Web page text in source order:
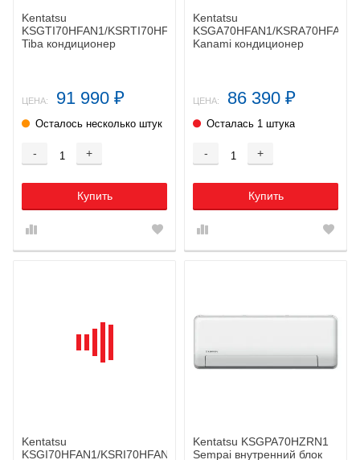
Kentatsu
KSGTI70HFAN1/KSRTI70HFAN1
Tiba кондиционер
ЦЕНА: 91 990 ₽
Осталось несколько штук
- +
Купить
Kentatsu
KSGA70HFAN1/
Kanami кондиционер
ЦЕНА: 86 390 ₽
Осталась 1 штука
- +
Купить
Kentatsu
KSGI70HFAN1/KSRI70HFAN1/-40
Kentatsu KSGPA70HZRN1
Sempai внутренний блок